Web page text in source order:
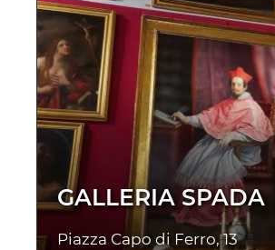
GALLERIA SPADA
Piazza Capo di Ferro, 13